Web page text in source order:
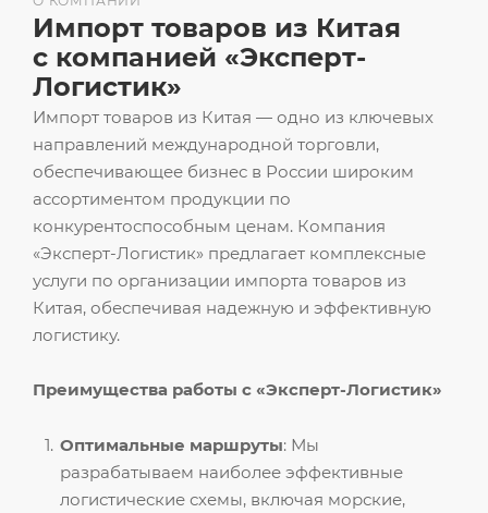
Импорт товаров из Китая — одно из ключевых
направлений международной торговли,
обеспечивающее бизнес в России широким
ассортиментом продукции по
конкурентоспособным ценам. Компания
«Эксперт-Логистик» предлагает комплексные
услуги по организации импорта товаров из
Китая, обеспечивая надежную и эффективную
логистику.
Преимущества работы с «Эксперт-Логистик»
Оптимальные маршруты: Мы
разрабатываем наиболее эффективные
логистические схемы, включая морские,
Импорт товаров из Китая
с компанией «Эксперт-
Логистик»